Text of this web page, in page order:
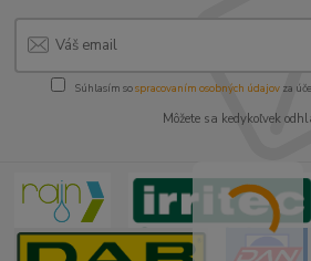
Súhlasím sospracovaním osobných údajov za
Môžete sa kedykoľvek